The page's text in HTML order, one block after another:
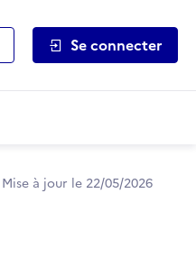
Se connecter
Mise à jour le 22/05/2026